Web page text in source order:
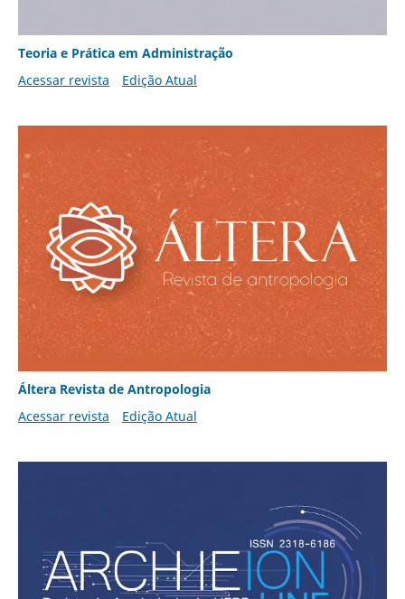
Teoria e Prática em Administração
Acessar revista
Edição Atual
Áltera Revista de Antropologia
Acessar revista
Edição Atual